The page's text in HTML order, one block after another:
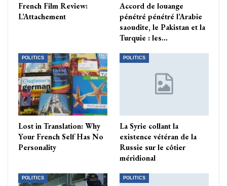
French Film Review:
L’Attachement
Accord de louange
pénétré pénétré l’Arabie
saoudite, le Pakistan et la
Turquie : les…
POLITICS
Lost in Translation: Why
Your French Self Has No
Personality
POLITICS
La Syrie collant la
existence vétéran de la
Russie sur le côtier
méridional
POLITICS POLITICS